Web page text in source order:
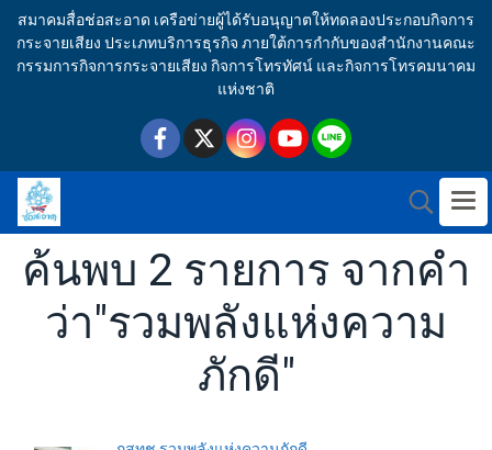
สมาคมสื่อช่อสะอาด เครือข่ายผู้ได้รับอนุญาตให้ทดลองประกอบกิจการ
กระจายเสียง ประเภทบริการธุรกิจ ภายใต้การกำกับของสำนักงานคณะ
กรรมการกิจการกระจายเสียง กิจการโทรทัศน์ และกิจการโทรคมนาคม
แห่งชาติ
ค้นพบ 2 รายการ จากคำ
ว่า"รวมพลังแห่งความ
ภักดี"